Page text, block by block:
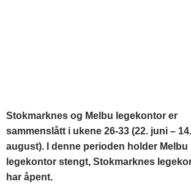
Stokmarknes og Melbu legekontor er
sammenslått i ukene 26-33 (22. juni – 14.
august). I denne perioden holder Melbu
legekontor stengt, Stokmarknes
har åpent.